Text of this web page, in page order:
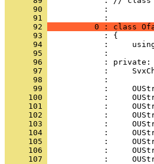
      90
            :
      91
      92
0 : class
      93
      94
      95
      96
      97
      98
      99
     100
     101
     102
     103
     104
     105
     106
     107